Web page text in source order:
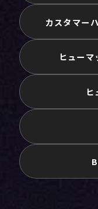
カスタマー
ヒュー